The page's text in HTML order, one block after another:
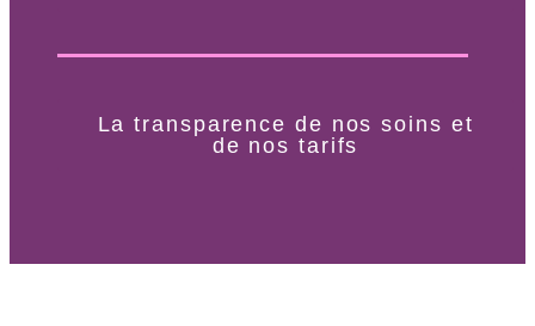
La transparence de nos soins et
de nos tarifs